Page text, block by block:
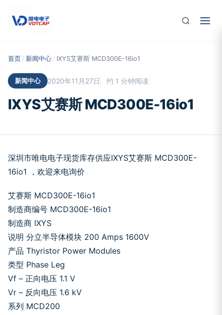
首页 / 新闻中心 / IXYS艾赛斯 MCD300E-16io1
新闻中心 2020年11月27日 约 1 分钟阅读
IXYS艾赛斯 MCD300E-16io1
深圳市唯电电子现货库存供应IXYS艾赛斯 MCD300E-
16io1 ，欢迎来电询价
艾赛斯 MCD300E-16io1
制造商编号 MCD300E-16io1
制造商 IXYS
说明 分立半导体模块 200 Amps 1600V
产品 Thyristor Power Modules
类型 Phase Leg
Vf – 正向电压 1.1 V
Vr – 反向电压 1.6 kV
系列 MCD200